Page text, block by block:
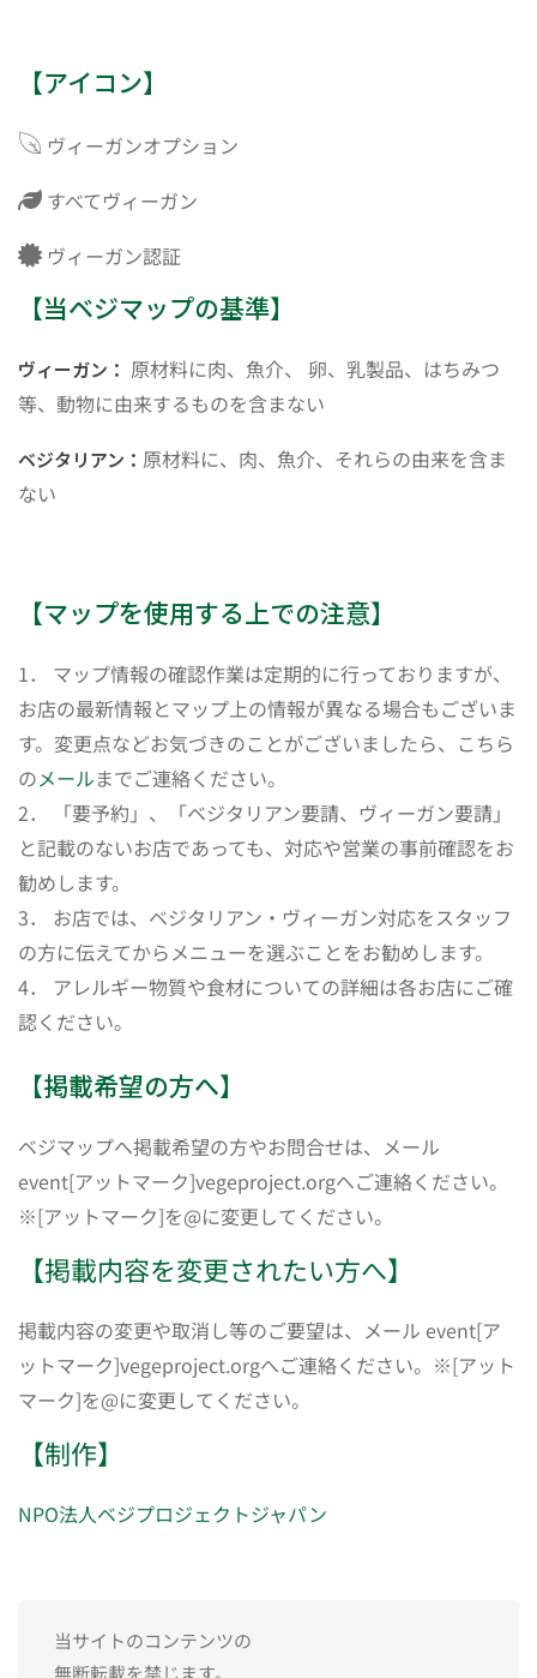
【アイコン】
ヴィーガンオプション
すべてヴィーガン
ヴィーガン認証
【当ベジマップの基準】
ヴィーガン： 原材料に肉、魚介、 卵、乳製品、はちみつ
等、動物に由来するものを含まない
ベジタリアン： 原材料に、肉、魚介、それらの由来を含ま
ない
【マップを使用する上での注意】
1． マップ情報の確認作業は定期的に行っておりますが、
お店の最新情報とマップ上の情報が異なる場合もございま
す。変更点などお気づきのことがございましたら、こちら
のメールまでご連絡ください。
2． 「要予約」、「ベジタリアン要請、ヴィーガン要請」
と記載のないお店であっても、対応や営業の事前確認をお
勧めします。
3． お店では、ベジタリアン・ヴィーガン対応をスタッフ
の方に伝えてからメニューを選ぶことをお勧めします。
4． アレルギー物質や食材についての詳細は各お店にご確
認ください。
【掲載希望の方へ】
ベジマップへ掲載希望の方やお問合せは、メール
event[アットマーク]vegeproject.orgへご連絡ください。
※[アットマーク]を@に変更してください。
【掲載内容を変更されたい方へ】
掲載内容の変更や取消し等のご要望は、メール event[ア
ットマーク]vegeproject.orgへご連絡ください。※[アット
マーク]を@に変更してください。
【制作】
NPO法人ベジプロジェクトジャパン
当サイトのコンテンツの
無断転載を禁じます。